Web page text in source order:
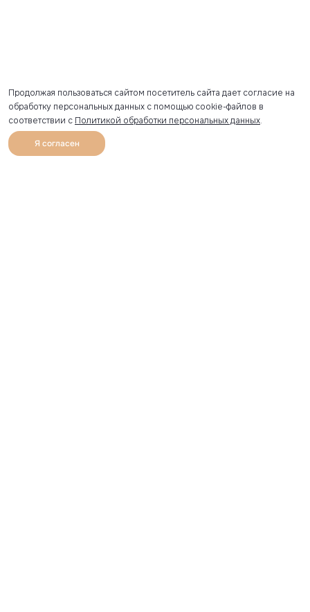
Каталог Избранное
Продолжая пользоваться сайтом посетитель сайта дает согласие на
обработку персональных данных с помощью cookie-файлов в
соответствии с Политикой обработки персональных данных.
Я согласен